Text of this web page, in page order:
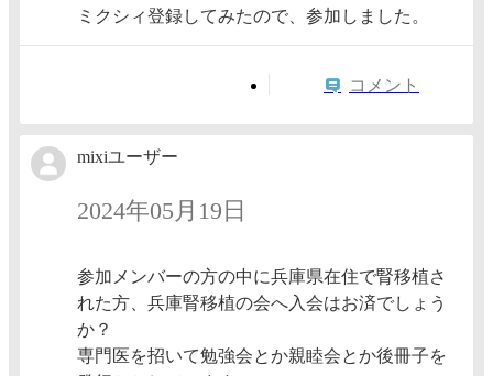
ミクシィ登録してみたので、参加しました。
コメント
mixiユーザー
2024年05月19日
参加メンバーの方の中に兵庫県在住で腎移植さ
れた方、兵庫腎移植の会へ入会はお済でしょう
か？
専門医を招いて勉強会とか親睦会とか後冊子を